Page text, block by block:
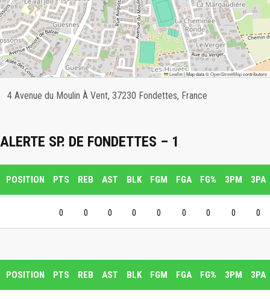
Leaflet|Map data ©OpenStreetMapcontributors
4 Avenue du Moulin À Vent, 37230 Fondettes, France
ALERTE SP. DE FONDETTES – 1
POSITION PTS REB AST BLK FGM FGA FG% 3PM 3PA
0 0 0 0 0 0 0 0 0
POSITION PTS REB AST BLK FGM FGA FG% 3PM 3PA